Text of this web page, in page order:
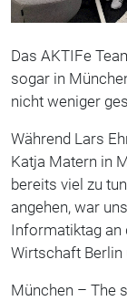
Das AKTIFe
sogar in
nicht weniger
Während Lars
Katja Matern in
bereits viel zu
angehen, war
Informatiktag an
Wirtschaft Berlin
München – The